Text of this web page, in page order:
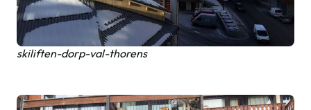
skiliften-dorp-val-thorens